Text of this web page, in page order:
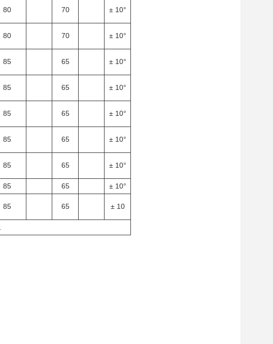
80 70 ± 10°
80 70 ± 10°
85 65 ± 10°
85 65 ± 10°
85 65 ± 10°
85 65 ± 10°
85 65 ± 10°
85 65 ± 10°
85 65 ± 10